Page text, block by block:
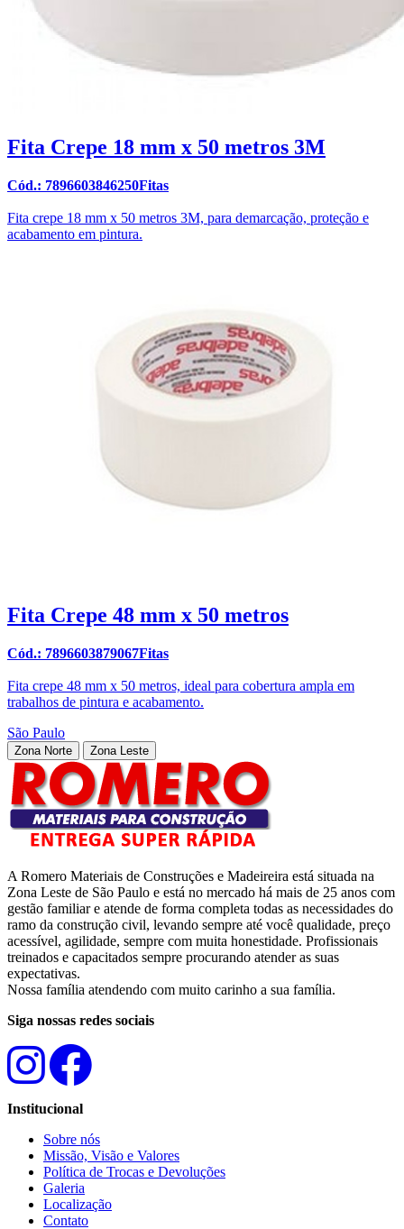
Fita Crepe 18 mm x 50 metros 3M
Cód.: 7896603846250Fitas
Fita crepe 18 mm x 50 metros 3M, para demarcação, proteção e
acabamento em pintura.
Fita Crepe 48 mm x 50 metros
Cód.: 7896603879067Fitas
Fita crepe 48 mm x 50 metros, ideal para cobertura ampla em
trabalhos de pintura e acabamento.
São Paulo
Zona Norte Zona Leste
A Romero Materiais de Construções e Madeireira está situada na
Zona Leste de São Paulo e está no mercado há mais de 25 anos com
gestão familiar e atende de forma completa todas as necessidades do
ramo da construção civil, levando sempre até você qualidade, preço
acessível, agilidade, sempre com muita honestidade. Profissionais
treinados e capacitados sempre procurando atender as suas
expectativas.
Nossa família atendendo com muito carinho a sua família.
Siga nossas redes sociais
Institucional
Sobre nós
Missão, Visão e Valores
Política de Trocas e Devoluções
Galeria
Localização
Contato